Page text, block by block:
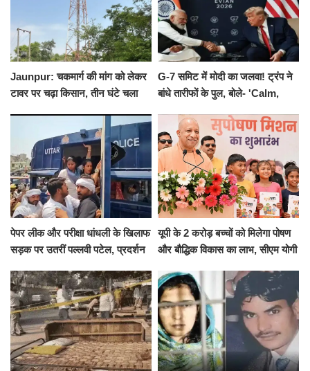
Jaunpur: चकमार्ग की मांग को लेकर
टावर पर चढ़ा किसान, तीन घंटे चला
G-7 समिट में मोदी का जलवा! ट्रंप ने
बांधे तारीफों के पुल, बोले- 'Calm,
पेपर लीक और परीक्षा धांधली के खिलाफ
सड़क पर उतरीं पल्लवी पटेल, प्रदर्शन
यूपी के 2 करोड़ बच्चों को मिलेगा पोषण
और बौद्धिक विकास का लाभ, सीएम योगी